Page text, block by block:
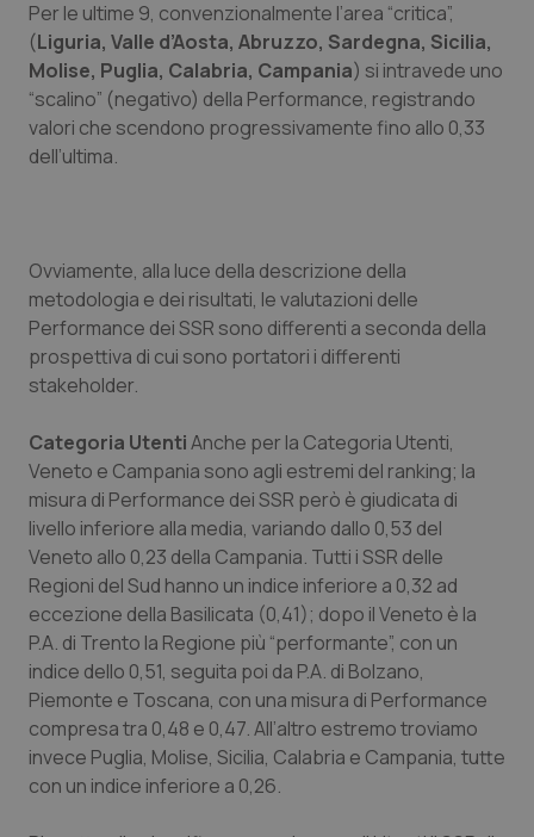
Tumore ovarico
Tumori del Polmone & Testa Collo
Tumori gastrointestinali
Vaccini
Per le ultime 9, convenzionalmente l’area “critica”,
(Liguria, Valle d’Aosta, Abruzzo, Sardegna, Sicilia,
Molise, Puglia, Calabria, Campania) si intravede uno
“scalino” (negativo) della Performance, registrando
valori che scendono progressivamente fino allo 0,33
dell’ultima.
Ovviamente, alla luce della descrizione della
metodologia e dei risultati, le valutazioni delle
Performance dei SSR sono differenti a seconda della
prospettiva di cui sono portatori i differenti
stakeholder.
Categoria UtentiAnche per la Categoria Utenti,
Veneto e Campania sono agli estremi del ranking; la
misura di Performance dei SSR però è giudicata di
livello inferiore alla media, variando dallo 0,53 del
Veneto allo 0,23 della Campania. Tutti i SSR delle
Regioni del Sud hanno un indice inferiore a 0,32 ad
eccezione della Basilicata (0,41); dopo il Veneto è la
P.A. di Trento la Regione più “performante”, con un
indice dello 0,51, seguita poi da P.A. di Bolzano,
Piemonte e Toscana, con una misura di Performance
compresa tra 0,48 e 0,47. All’altro estremo troviamo
invece Puglia, Molise, Sicilia, Calabria e Campania, tutte
con un indice inferiore a 0,26.